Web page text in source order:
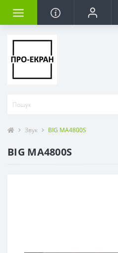
Звук BIG MA4800S
BIG MA4800S